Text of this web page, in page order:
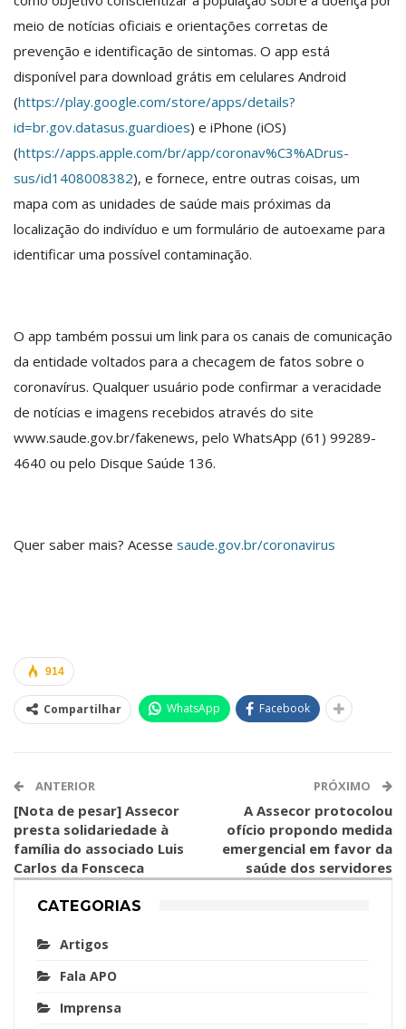
meio de notícias oficiais e orientações corretas de
prevenção e identificação de sintomas. O app está
disponível para download grátis em celulares Android
(https://play.google.com/store/apps/details?
id=br.gov.datasus.guardioes) e iPhone (iOS)
(https://apps.apple.com/br/app/coronav%C3%ADrus-
sus/id1408008382), e fornece, entre outras coisas, um
mapa com as unidades de saúde mais próximas da
localização do indivíduo e um formulário de autoexame para
identificar uma possível contaminação.
O app também possui um link para os canais de comunicação
da entidade voltados para a checagem de fatos sobre o
coronavírus. Qualquer usuário pode confirmar a veracidade
de notícias e imagens recebidos através do site
www.saude.gov.br/fakenews, pelo WhatsApp (61) 99289-
4640 ou pelo Disque Saúde 136.
Quer saber mais? Acesse saude.gov.br/coronavirus
914
Compartilhar WhatsApp Facebook
ANTERIOR
[Nota de pesar] Assecor
presta solidariedade à
família do associado Luis
Carlos da Fonsceca
PRÓXIMO
A Assecor protocolou
ofício propondo medida
emergencial em favor da
saúde dos servidores
CATEGORIAS
Artigos
Fala APO
Imprensa